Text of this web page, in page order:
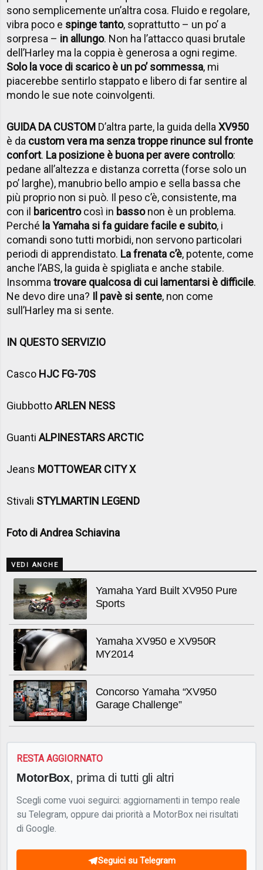
sono semplicemente un’altra cosa. Fluido e regolare,
vibra poco e spinge tanto, soprattutto – un po’ a
sorpresa – in allungo. Non ha l’attacco quasi brutale
dell’Harley ma la coppia è generosa a ogni regime.
Solo la voce di scarico è un po’ sommessa, mi
piacerebbe sentirlo stappato e libero di far sentire al
mondo le sue note coinvolgenti.
GUIDA DA CUSTOM D’altra parte, la guida dellaXV950
è da custom vera ma senza troppe rinunce sul fronte
confort. La posizione è buona per avere controllo:
pedane all’altezza e distanza corretta (forse solo un
po’ larghe), manubrio bello ampio e sella bassa che
più proprio non si può. Il peso c’è, consistente, ma
con il baricentrocosì in bassonon è un problema.
Perché la Yamaha si fa guidare facile e subito, i
comandi sono tutti morbidi, non servono particolari
periodi di apprendistato. La frenata c’è, potente, come
anche l’ABS, la guida è spigliata e anche stabile.
Insommatrovare qualcosa di cui lamentarsi è difficile.
Ne devo dire una? Il pavè si sente, non come
sull’Harley ma si sente.
IN QUESTO SERVIZIO
Casco HJC FG-70S
Giubbotto ARLEN NESS
GuantiALPINESTARS ARCTIC
Jeans MOTTOWEAR CITY X
Stivali STYLMARTIN LEGEND
Foto di Andrea Schiavina
VEDI ANCHE
Yamaha Yard Built XV950 Pure
Sports
Yamaha XV950 e XV950R
MY2014
Concorso Yamaha “XV950
Garage Challenge”
RESTA AGGIORNATO
MotorBox, prima di tutti gli altri
Scegli come vuoi seguirci: aggiornamenti in tempo reale
su Telegram, oppure dai priorità a MotorBox nei risultati
di Google.
Seguici su Telegram